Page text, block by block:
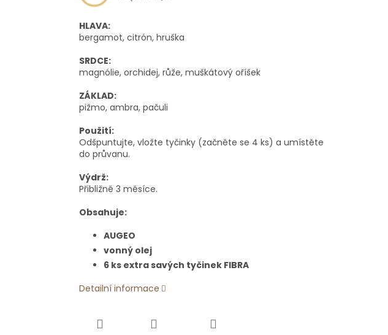
HLAVA:
bergamot, citrón, hruška
SRDCE:
magnólie, orchidej, růže, muškátový oříšek
ZÁKLAD:
pižmo, ambra, pačuli
Použití:
Odšpuntujte, vložte tyčinky (začněte se 4 ks) a umístěte
do průvanu.
Výdrž:
Přibližně 3 měsíce.
Obsahuje:
AUGEO
vonný olej
6 ks extra savých tyčinek FIBRA
Detailní informace